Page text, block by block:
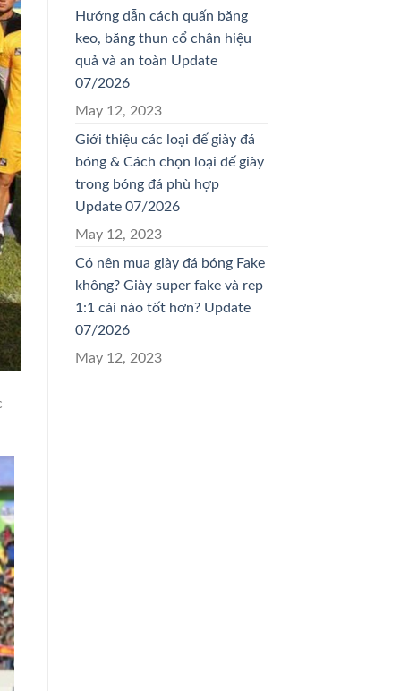
Hướng dẫn cách quấn băng
keo, băng thun cổ chân hiệu
quả và an toàn Update
07/2026
May 12, 2023
Giới thiệu các loại đế giày đá
bóng & Cách chọn loại đế giày
trong bóng đá phù hợp
Update 07/2026
May 12, 2023
Có nên mua giày đá bóng Fake
không? Giày super fake và rep
1:1 cái nào tốt hơn? Update
07/2026
May 12, 2023